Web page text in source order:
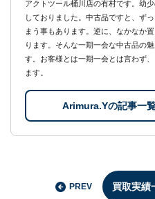
アクトツール桶川店の有村です。幼
しておりました。中古品ですと、ず
まう事もあります。逆に、なかなか
ります。そんな一期一会な中古品の
す。お客様とは一期一会とは言わず
ます。
Arimura.Yの記事一
PREV 買取実績